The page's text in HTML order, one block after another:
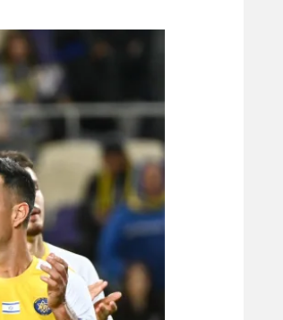
תקנון משתתפים וזוכים בפרסים
תקנון עבור פעילות אלקטרה
תקנון עבור פעילות ספורט 1 – "מרלן"
גיימינג E-Sports
תנאי שימוש
מדיניות פרטיות
תקנון פעילות ספורט 1
רשיון להקרנה פומבית לבית עסק